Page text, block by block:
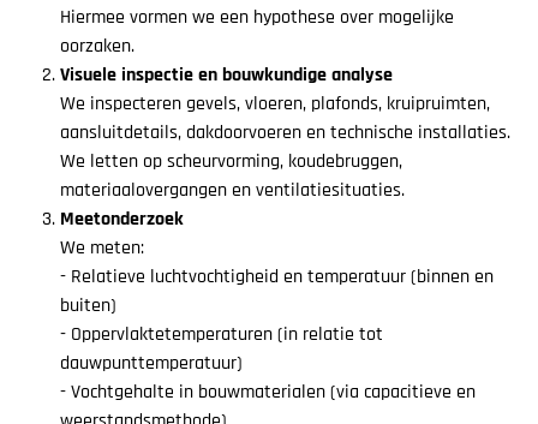
Hiermee vormen we een hypothese over mogelijke
oorzaken.
Visuele inspectie en bouwkundige analyse
We inspecteren gevels, vloeren, plafonds, kruipruimten,
aansluitdetails, dakdoorvoeren en technische installaties.
We letten op scheurvorming, koudebruggen,
materiaalovergangen en ventilatiesituaties.
Meetonderzoek
We meten:
- Relatieve luchtvochtigheid en temperatuur (binnen en
buiten)
- Oppervlaktetemperaturen (in relatie tot
dauwpunttemperatuur)
- Vochtgehalte in bouwmaterialen (via capacitieve en